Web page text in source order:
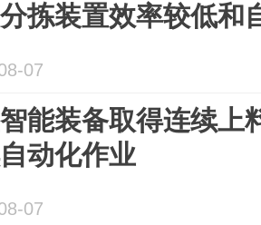
拣装置效率较低和
07
能装备取得连续上
动化作业
07